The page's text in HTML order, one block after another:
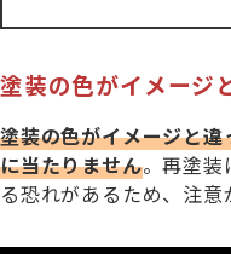
塗装の色がイメージ
塗装の色がイメージと
に当たりません。再塗装
る恐れがあるため、注意